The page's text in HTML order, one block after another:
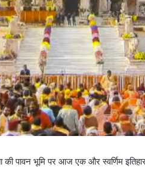
की पावन भूमि पर आज एक और स्वर्णिम